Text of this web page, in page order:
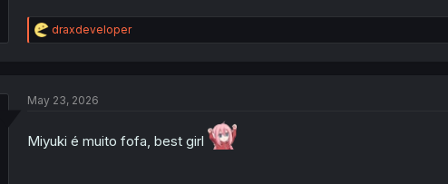
R
e
s
draxdeveloper
May 23, 2026
Miyuki é muito fofa, best girl